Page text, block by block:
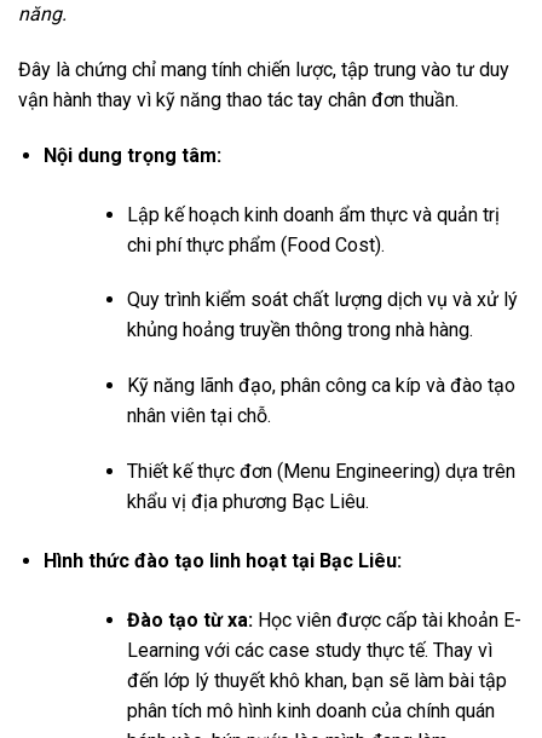
năng.
Đây là chứng chỉ mang tính chiến lược, tập trung vào tư duy
vận hành thay vì kỹ năng thao tác tay chân đơn thuần.
Nội dung trọng tâm:
Lập kế hoạch kinh doanh ẩm thực và quản trị
chi phí thực phẩm (Food Cost).
Quy trình kiểm soát chất lượng dịch vụ và xử lý
khủng hoảng truyền thông trong nhà hàng.
Kỹ năng lãnh đạo, phân công ca kíp và đào tạo
nhân viên tại chỗ.
Thiết kế thực đơn (Menu Engineering) dựa trên
khẩu vị địa phương Bạc Liêu.
Hình thức đào tạo linh hoạt tại Bạc Liêu:
Đào tạo từ xa:Học viên được cấp tài khoản E-
Learning với các case study thực tế. Thay vì
đến lớp lý thuyết khô khan, bạn sẽ làm bài tập
phân tích mô hình kinh doanh của chính quán